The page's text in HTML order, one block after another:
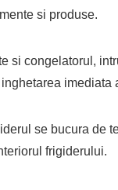
si produse.
si congelatorul,
se bucura de
frigiderului.